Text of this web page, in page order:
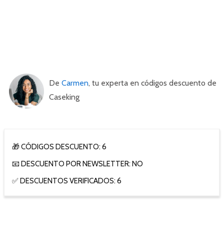
De Carmen, tu experta en códigos descuento de
Caseking
🎁 CÓDIGOS DESCUENTO: 6
📧 DESCUENTO POR NEWSLETTER: NO
✅ DESCUENTOS VERIFICADOS: 6